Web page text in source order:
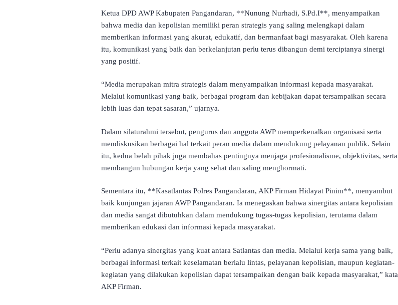
Ketua DPD AWP Kabupaten Pangandaran, **Nunung Nurhadi, S.Pd.I**, menyampaikan
bahwa media dan kepolisian memiliki peran strategis yang saling melengkapi dalam
memberikan informasi yang akurat, edukatif, dan bermanfaat bagi masyarakat. Oleh karena
itu, komunikasi yang baik dan berkelanjutan perlu terus dibangun demi terciptanya sinergi
yang positif.
“Media merupakan mitra strategis dalam menyampaikan informasi kepada masyarakat.
Melalui komunikasi yang baik, berbagai program dan kebijakan dapat tersampaikan secara
lebih luas dan tepat sasaran,” ujarnya.
Dalam silaturahmi tersebut, pengurus dan anggota AWP memperkenalkan organisasi serta
mendiskusikan berbagai hal terkait peran media dalam mendukung pelayanan publik. Selain
itu, kedua belah pihak juga membahas pentingnya menjaga profesionalisme, objektivitas, serta
membangun hubungan kerja yang sehat dan saling menghormati.
Sementara itu, **Kasatlantas Polres Pangandaran, AKP Firman Hidayat Pinim**, menyambut
baik kunjungan jajaran AWP Pangandaran. Ia menegaskan bahwa sinergitas antara kepolisian
dan media sangat dibutuhkan dalam mendukung tugas-tugas kepolisian, terutama dalam
memberikan edukasi dan informasi kepada masyarakat.
“Perlu adanya sinergitas yang kuat antara Satlantas dan media. Melalui kerja sama yang baik,
berbagai informasi terkait keselamatan berlalu lintas, pelayanan kepolisian, maupun kegiatan-
kegiatan yang dilakukan kepolisian dapat tersampaikan dengan baik kepada masyarakat,” kata
AKP Firman.